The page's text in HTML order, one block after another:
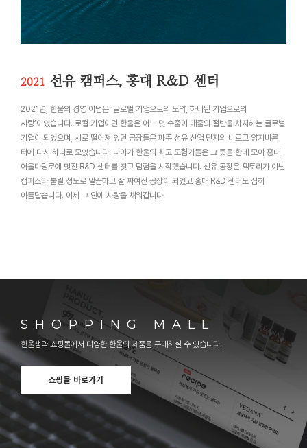
2021 선유 캠퍼스, 홍대 R&D 센터
2021년, 한울의 경영 이념은 ‘글로벌 기업으로의 도약, 하나된 기업으로의
사랑’이었습니다. 로컬 기업이던 한울은 어느 덧 수출이 매출의 절반을 차지하는 글로벌
기업이 되었으며, 서로 떨어져 있던 공장들은 파주 선유 산업 단지의 너르고 양지바른
터에 다시 하나로 모였습니다. 나아가 한울의 최고 모험가들은 그 뜻을 한데 모아 홍대
어울마당로에 멋진 R&D 센터를 짓고 탐험을 시작했습니다. 선유 공장은 팩토리가 아닌
캠퍼스라 불릴 정도로 말끔하고 잘 짜여진 공장이 되었고 홍대 R&D 센터도 심히
아름답습니다. 이제 그 안에 사랑을 채워갑니다.
SHOPPING MALL
한울생약 쇼핑몰에서 다양한 한울의 제품을 구매하실 수 있습니다.
쇼핑몰 바로가기